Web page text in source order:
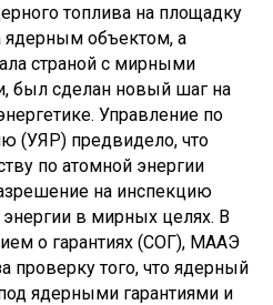
топлива на площадку
объектом, а
страной с мирными
был сделан новый шаг на
Управление по
(УЯР) предвидело, что
по атомной энергии
на инспекцию
в мирных целях. В
о гарантиях (СОГ), МААЭ
проверку того, что ядерный
ядерными гарантиями и